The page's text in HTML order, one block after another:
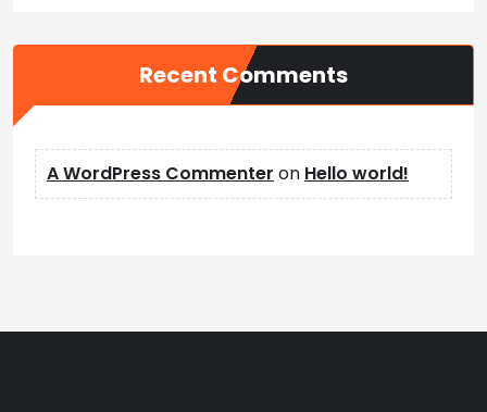
Recent Comments
A WordPress Commenter on Hello world!